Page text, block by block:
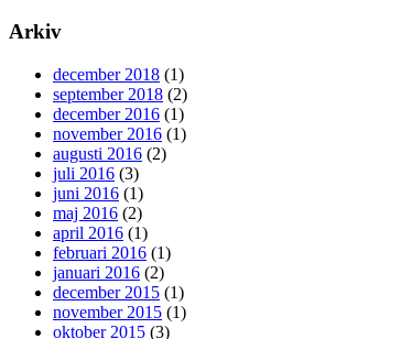
Arkiv
december 2018 (1)
september 2018 (2)
december 2016 (1)
november 2016 (1)
augusti 2016 (2)
juli 2016 (3)
juni 2016 (1)
maj 2016 (2)
april 2016 (1)
februari 2016 (1)
januari 2016 (2)
december 2015 (1)
november 2015 (1)
oktober 2015 (3)